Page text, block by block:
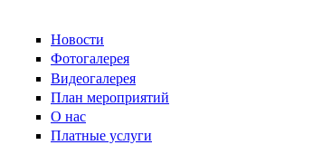
Новости
Фотогалерея
Видеогалерея
План мероприятий
О нас
Платные услуги